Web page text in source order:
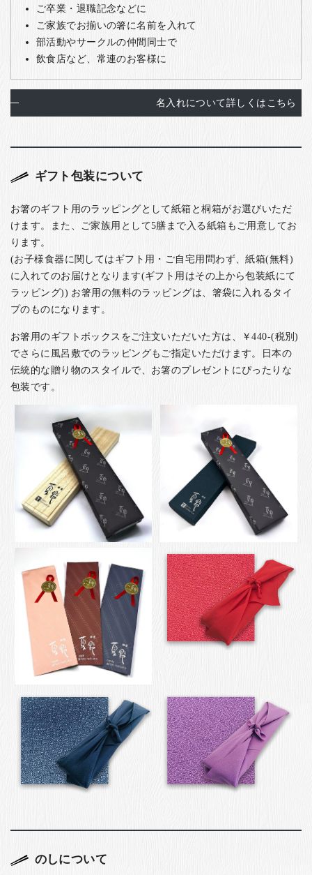
ご卒業・退職記念などに
ご家族でお揃いの箸に名前を入れて
部活動やサークルの仲間同士で
飲食店など、常連のお客様に
名入れについて詳しくはこちら
ギフト包装について
お箸のギフト用のラッピングとして紙箱と桐箱がお選びいただ
けます。また、ご家族用として5膳まで入る紙箱もご用意してお
ります。
(お子様食器に関してはギフト用・ご自宅用問わず、紙箱(無料)
に入れてのお届けとなります(ギフト用はその上から包装紙にて
ラッピング)) お箸用の無料のラッピングは、箸袋に入れるタイ
プのものになります。
お箸用のギフトボックスをご注文いただいた方は、￥440-(税別)
でさらに風呂敷でのラッピングもご指定いただけます。日本の
伝統的な贈り物のスタイルで、お箸のプレゼントにぴったりな
包装です。
のしについて